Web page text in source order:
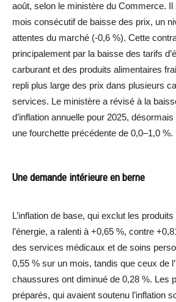
août, selon le ministère du Commerce. Il
mois consécutif de baisse des prix, un
attentes du marché (-0,6 %). Cette
principalement par la baisse des tarifs
carburant et des produits alimentaires
repli plus large des prix dans plusieurs
services. Le ministère a révisé à la
d’inflation annuelle pour 2025,
une fourchette précédente de 0,0–1,0 %.
Une demande intérieure en berne
L’inflation de base, qui exclut les
l’énergie, a ralenti à +0,65 %, contre
des services médicaux et de soins
0,55 % sur un mois, tandis que ceux de
chaussures ont diminué de 0,28 %. Les
préparés, qui avaient soutenu l’inflation